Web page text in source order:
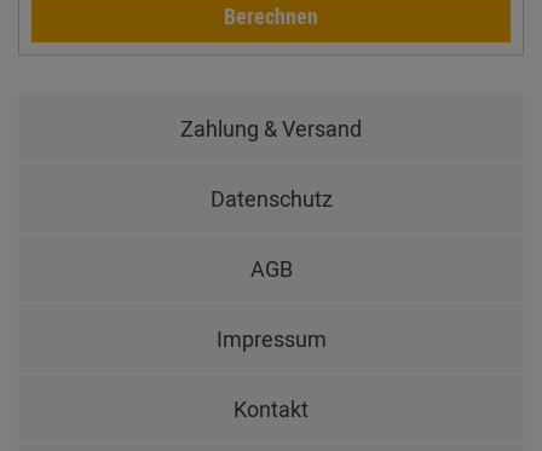
Berechnen
Zahlung & Versand
Datenschutz
AGB
Impressum
Kontakt